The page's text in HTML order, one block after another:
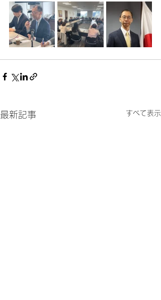
最新記事 すべて表示